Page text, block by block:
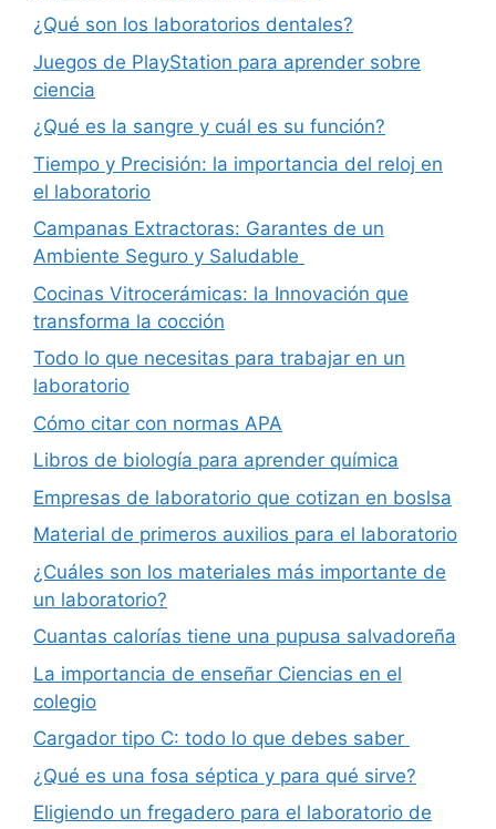
¿Qué son los laboratorios dentales?
Juegos de PlayStation para aprender sobre
ciencia
¿Qué es la sangre y cuál es su función?
Tiempo y Precisión: la importancia del reloj en
el laboratorio
Campanas Extractoras: Garantes de un
Ambiente Seguro y Saludable
Cocinas Vitrocerámicas: la Innovación que
transforma la cocción
Todo lo que necesitas para trabajar en un
laboratorio
Cómo citar con normas APA
Libros de biología para aprender química
Empresas de laboratorio que cotizan en boslsa
Material de primeros auxilios para el laboratorio
¿Cuáles son los materiales más importante de
un laboratorio?
Cuantas calorías tiene una pupusa salvadoreña
La importancia de enseñar Ciencias en el
colegio
Cargador tipo C: todo lo que debes saber
¿Qué es una fosa séptica y para qué sirve?
Eligiendo un fregadero para el laboratorio de